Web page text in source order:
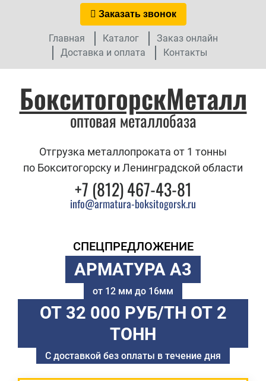
Заказать звонок
Главная Каталог
Заказ онлайн
Доставка и оплата
Контакты
БокситогорскМеталл
оптовая металлобаза
Отгрузка металлопроката от 1 тонны
по Бокситогорску и Ленинградской области
+7 (812) 467-43-81
info@armatura-boksitogorsk.ru
СПЕЦПРЕДЛОЖЕНИЕ
АРМАТУРА А3
от 12 мм до 16мм
ОТ 32 000 РУБ/ТН ОТ 2
ТОНН
С доставкой без оплаты в течение дня